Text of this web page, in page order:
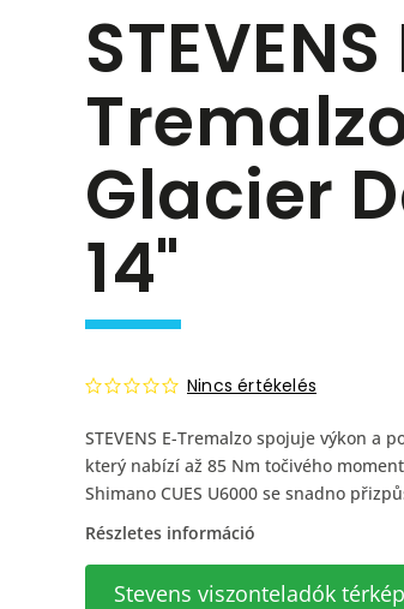
Glacier
14"
Nincs értékelés
STEVENS E-Tremalzo spojuje výkon a
který nabízí až 85 Nm točivého
Shimano CUES U6000 se snadno
Részletes információ
Stevens viszonteladók